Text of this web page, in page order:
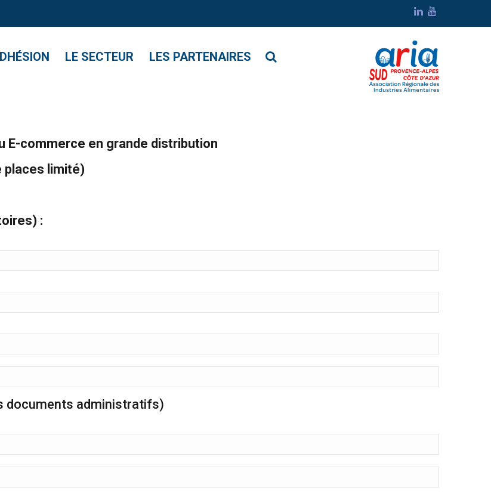
LE SECTEUR LES PARTENAIRES
du E-commerce en grande distribution
E-commerce en grande distribution
places limité)
:
documents administratifs)